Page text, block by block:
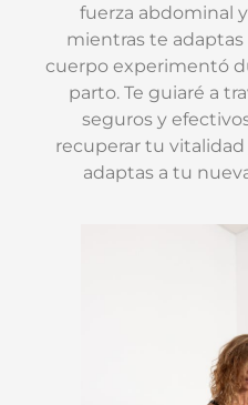
fuerza abdominal
mientras te
cuerpo experimentó
parto. Te guiaré a
seguros y
recuperar tu
adaptas a tu